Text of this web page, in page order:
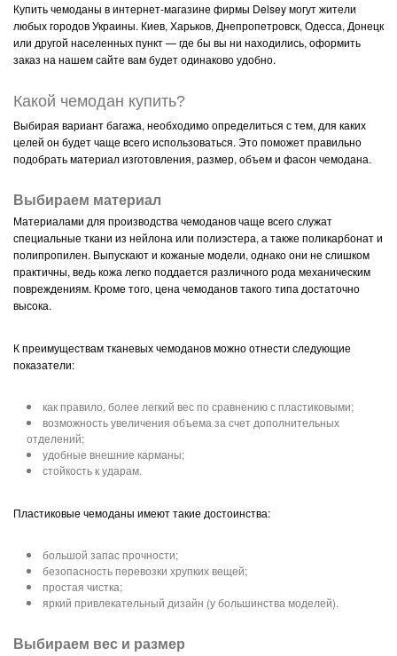
Купить чемоданы в интернет-магазине фирмы Delsey могут жители
любых городов Украины. Киев, Харьков, Днепропетровск, Одесса, Донецк
или другой населенных пункт — где бы вы ни находились, оформить
заказ на нашем сайте вам будет одинаково удобно.
Какой чемодан купить?
Выбирая вариант багажа, необходимо определиться с тем, для каких
целей он будет чаще всего использоваться. Это поможет правильно
подобрать материал изготовления, размер, объем и фасон чемодана.
Выбираем материал
Материалами для производства чемоданов чаще всего служат
специальные ткани из нейлона или полиэстера, а также поликарбонат и
полипропилен. Выпускают и кожаные модели, однако они не слишком
практичны, ведь кожа легко поддается различного рода механическим
повреждениям. Кроме того, цена чемоданов такого типа достаточно
высока.
К преимуществам тканевых чемоданов можно отнести следующие
показатели:
как правило, более легкий вес по сравнению с пластиковыми;
возможность увеличения объема за счет дополнительных
отделений;
удобные внешние карманы;
стойкость к ударам.
Пластиковые чемоданы имеют такие достоинства:
большой запас прочности;
безопасность перевозки хрупких вещей;
простая чистка;
яркий привлекательный дизайн (у большинства моделей).
Выбираем вес и размер